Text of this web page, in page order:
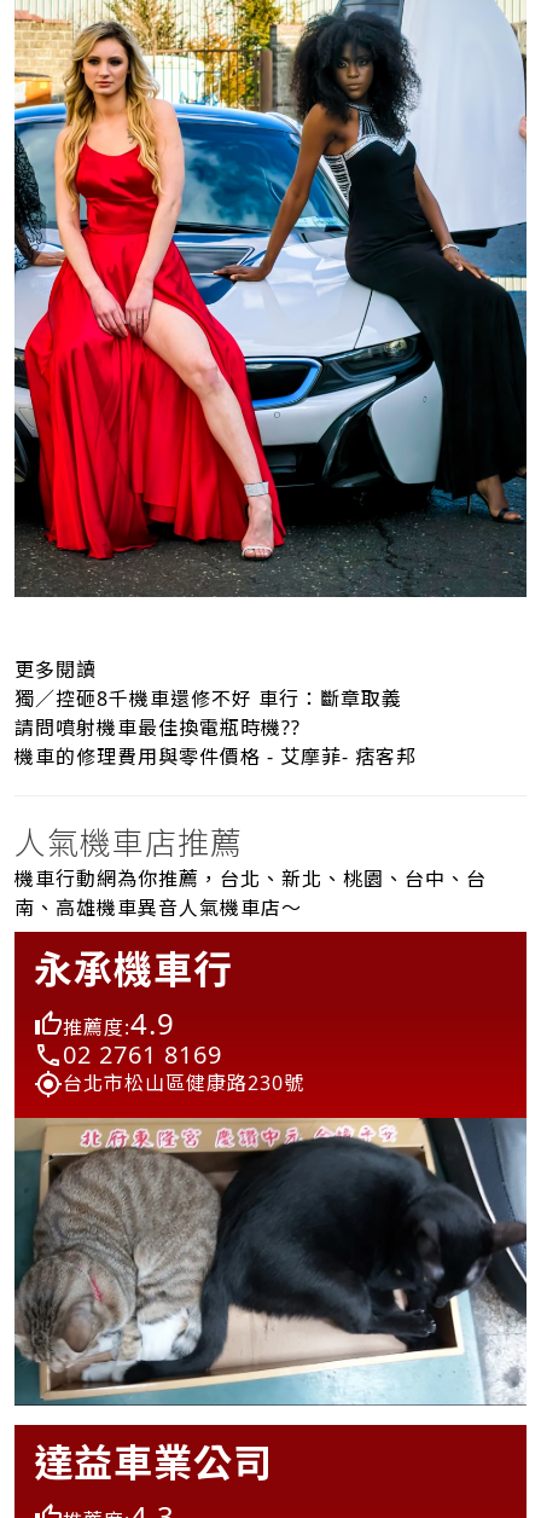
更多閱讀
獨／控砸8千機車還修不好 車行：斷章取義
請問噴射機車最佳換電瓶時機??
機車的修理費用與零件價格 - 艾摩菲- 痞客邦
人氣機車店推薦
機車行動網為你推薦，台北、新北、桃園、台中、台
南、高雄機車異音人氣機車店～
永承機車行
推薦度:4.9
02 2761 8169
台北市松山區健康路230號
達益車業公司